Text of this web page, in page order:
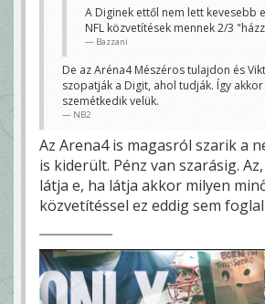
oldal elment a falig.
r.baggio
A Diginek ettől nem lett kevesebb
NFL közvetítések mennek 2/3
Bazzani
De az Aréna4 Mészéros tulajdon és
szopatják a Digit, ahol tudják. Így
szemétkedik velük.
NB2
Az Arena4 is magasról szarik a
is kiderült. Pénz van szarásig.
látja e, ha látja akkor milyen
közvetítéssel ez eddig sem